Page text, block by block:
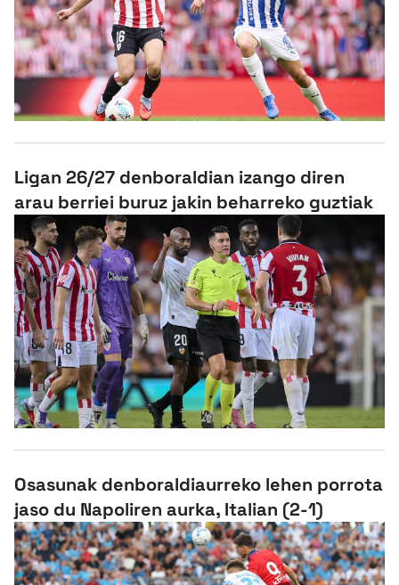
Ligan 26/27 denboraldian izango diren
arau berriei buruz jakin beharreko guztiak
Osasunak denboraldiaurreko lehen porrota
jaso du Napoliren aurka, Italian (2-1)